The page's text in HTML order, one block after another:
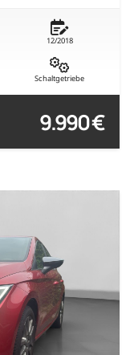
12/2018
Schaltgetriebe
9.990 €